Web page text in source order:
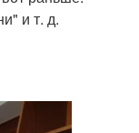
и т. д.